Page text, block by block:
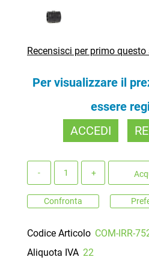
Recensisci per primo
Per visualizzare il
essere
ACCEDI
Confronta
Codice Articolo COM-IRR-
Aliquota IVA 22